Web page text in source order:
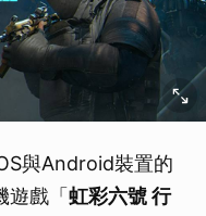
與Android裝置的
戲「 虹彩六號 行